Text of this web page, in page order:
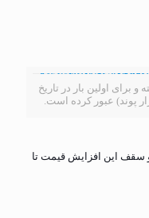
اولین بار در تاریخ
سقف این افزایش قیمت تا